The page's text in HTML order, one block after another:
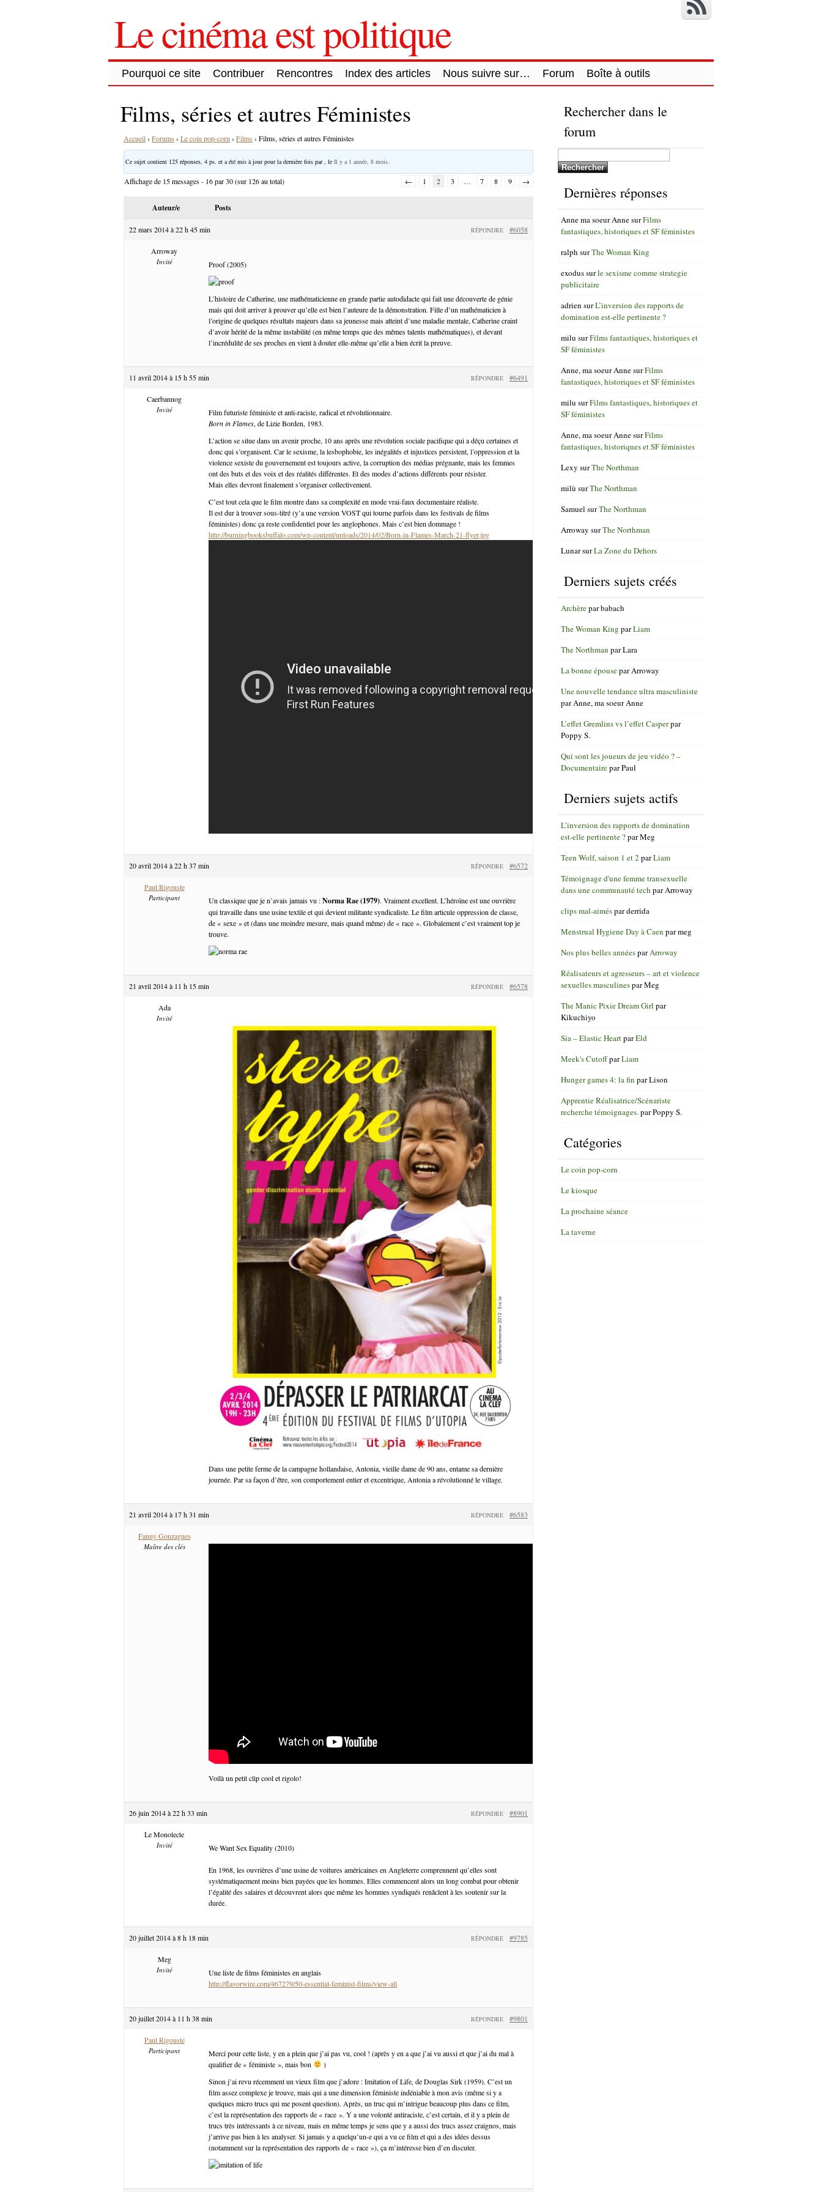
Le cinéma est politique
Pourquoi ce site Contribuer Rencontres Index des articles Nous suivre sur… Forum Boîte à outils
Films, séries et autres Féministes
Accueil› Forums › Le coin pop-corn › Films › Films, séries et autres Féministes
Ce sujet contient 125 réponses, 4 ps. et a été mis à jour pour la dernière fois par , le Il y a 1 année, 8 mois
Affichage de 15 messages - 16 par 30 (sur 126 au total) ← 1 2 3 … 7 8 9 →
Auteur/e Posts
22 mars 2014 à 22 h 45 min #6058
RÉPONDRE
Arroway
Invité Proof (2005)
L’histoire de Catherine, une mathématicienne en grande partie autodidacte qui fait une découverte de génie
mais qui doit arriver à prouver qu’elle est bien l’auteure de la démonstration. Fille d’un mathématicien à
l’origine de quelques résultats majeurs dans sa jeunesse mais atteint d’une maladie mentale, Catherine craint
d’avoir hérité de la même instabilité (en même temps que des mêmes talents mathématiques), et devant
l’incrédulité de ses proches en vient à douter elle-même qu’elle a bien écrit la preuve.
11 avril 2014 à 15 h 55 min #6491
RÉPONDRE
Caerbannog
Invité
Film futuriste féministe et anti-raciste, radical et révolutionnaire.
Born in Flames, de Lizie Borden, 1983.
L’action se situe dans un avenir proche, 10 ans après une révolution sociale pacifique qui a déçu certaines et
donc qui s’organisent. Car le sexisme, la lesbophobie, les inégalités et injustices persistent, l’oppression et la
violence sexiste du gouvernement est toujours active, la corruption des médias prégnante, mais les femmes
ont des buts et des voix et des réalités différentes. Et des modes d’actions différents pour résister.
Mais elles devront finalement s’organiser collectivement.
C’est tout cela que le film montre dans sa complexité en mode vrai-faux documentaire réaliste.
Il est dur à trouver sous-titré (y’a une version VOST qui tourne parfois dans les festivals de films
féministes) donc ça reste confidentiel pour les anglophones. Mais c’est bien dommage !
http://burningbooksbuffalo.com/wp-content/uploads/2014/02/Born-in-Flames-March-21-flyer.jpg
20 avril 2014 à 22 h 37 min #6572
RÉPONDRE
Paul Rigouste
Participant Un classique que je n’avais jamais vu :Norma Rae (1979). Vraiment excellent. L’héroïne est une ouvrière
qui travaille dans une usine textile et qui devient militante syndicaliste. Le film articule oppression de classe,
de « sexe » et (dans une moindre mesure, mais quand même) de « race ». Globalement c’est vraiment top je
trouve.
21 avril 2014 à 11 h 15 min #6578
RÉPONDRE
Ada
Invité
Dans une petite ferme de la campagne hollandaise, Antonia, vieille dame de 90 ans, entame sa dernière
journée. Par sa façon d’être, son comportement entier et excentrique, Antonia a révolutionné le village.
21 avril 2014 à 17 h 31 min #6583
RÉPONDRE
Fanny Gonzagues
Maître des clés
Voilà un petit clip cool et rigolo!
26 juin 2014 à 22 h 33 min #8901
RÉPONDRE
Le Monolecte
Invité We Want Sex Equality (2010)
En 1968, les ouvrières d’une usine de voitures américaines en Angleterre comprennent qu’elles sont
systématiquement moins bien payées que les hommes. Elles commencent alors un long combat pour obtenir
l’égalité des salaires et découvrent alors que même les hommes syndiqués renâclent à les soutenir sur la
durée.
20 juillet 2014 à 8 h 18 min #9785
RÉPONDRE
Meg
Invité
Une liste de films féministes en anglais
http://flavorwire.com/467279/50-essential-feminist-films/view-all
20 juillet 2014 à 11 h 38 min #9801
RÉPONDRE
Paul Rigouste
Participant
Merci pour cette liste, y en a plein que j’ai pas vu, cool ! (après y en a que j’ai vu aussi et que j’ai du mal à
qualifier de « féministe », mais bon
)
Sinon j’ai revu récemment un vieux film que j’adore : Imitation of Life, de Douglas Sirk (1959). C’est un
film assez complexe je trouve, mais qui a une dimension féministe indéniable à mon avis (même si y a
quelques micro trucs qui me posent question). Après, un truc qui m’intrigue beaucoup plus dans ce film,
c’est la représentation des rapports de « race ». Y a une volonté antiraciste, c’est certain, et il y a plein de
trucs très intéressants à ce niveau, mais en même temps je sens que y a aussi des trucs assez craignos, mais
j’arrive pas bien à les analyser. Si jamais y a quelqu’un-e qui a vu ce film et qui a des idées dessus
(notamment sur la représentation des rapports de « race »), ça m’intéresse bien d’en discuter.
Rechercher dans le
forum
Dernières réponses
Anne ma soeur AnnesurFilms
fantastiques, historiques et SF féministes
ralph surThe Woman King
exodussurle sexisme comme strategie
publicitaire
adrien surL’inversion des rapports de
domination est-elle pertinente ?
milu surFilms fantastiques, historiques et
SF féministes
Anne, ma soeur AnnesurFilms
fantastiques, historiques et SF féministes
milu surFilms fantastiques, historiques et
SF féministes
Anne, ma soeur AnnesurFilms
fantastiques, historiques et SF féministes
Lexy surThe Northman
milù surThe Northman
Samuel surThe Northman
Arroway surThe Northman
LunarsurLa Zone du Dehors
Derniers sujets créés
Archèreparbabach
The Woman King parLiam
The Northman parLara
La bonne épouseparArroway
Une nouvelle tendance ultra masculiniste
parAnne, ma soeur Anne
L’effet Gremlins vs l’effet Casperpar
Poppy S.
Qui sont les joueurs de jeu vidéo ? –
DocumentaireparPaul
Derniers sujets actifs
L’inversion des rapports de domination
est-elle pertinente ?parMeg
Teen Wolf, saison 1 et 2 parLiam
Témoignage d'une femme transexuelle
dans une communauté tech parArroway
clips mal-aimésparderrida
Menstrual Hygiene Day à Caen parmeg
Nos plus belles annéesparArroway
Réalisateurs et agresseurs – art et violence
sexuelles masculinesparMeg
The Manic Pixie Dream Girl par
Kikuchiyo
Sia – Elastic HeartparEld
Meek's CutoffparLiam
Hunger games 4: la fin parLison
Apprentie Réalisatrice/Scénariste
recherche témoignages. parPoppy S.
Catégories
Le coin pop-corn
Le kiosque
La prochaine séance
La taverne